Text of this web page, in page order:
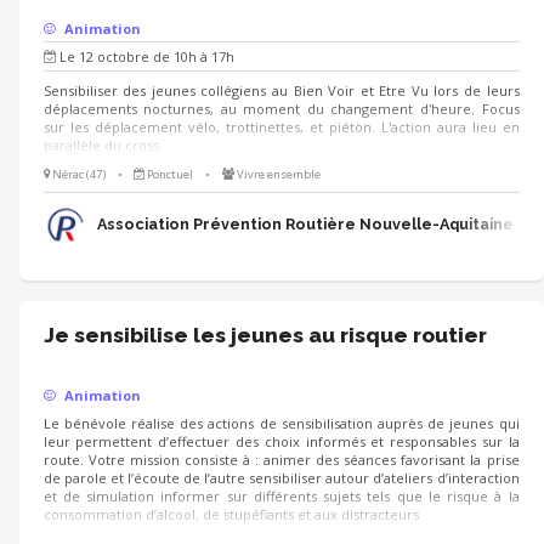
Animation
Le 12 octobre de 10h à 17h
Sensibiliser des jeunes collégiens au Bien Voir et Etre Vu lors de leurs
déplacements nocturnes, au moment du changement d'heure. Focus
sur les déplacement vélo, trottinettes, et piéton. L'action aura lieu en
parallèle du cross.
Nérac (47) • Ponctuel • Vivre ensemble
Association Prévention Routière Nouvelle-Aquitaine
Je sensibilise les jeunes au risque routier
Animation
Le bénévole réalise des actions de sensibilisation auprès de jeunes qui
leur permettent d’effectuer des choix informés et responsables sur la
route. Votre mission consiste à : animer des séances favorisant la prise
de parole et l’écoute de l’autre sensibiliser autour d’ateliers d’interaction
et de simulation informer sur différents sujets tels que le risque à la
consommation d’alcool, de stupéfiants et aux distracteurs